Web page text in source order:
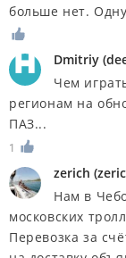
больше нет.
Dmitriy (
Чем
регионам на
ПАЗ...
1
zerich (
Нам в
московских
Перевозка за